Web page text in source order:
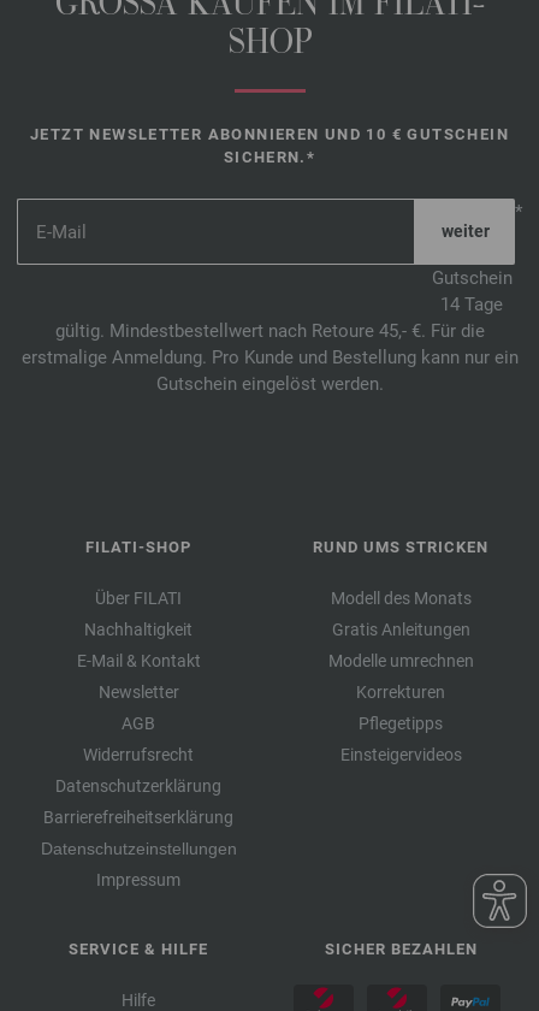
SHOP
JETZT NEWSLETTER ABONNIEREN UND 10 € GUTSCHEIN
SICHERN.*
*
Gutschein
14 Tage
gültig. Mindestbestellwert nach Retoure 45,- €. Für die
erstmalige Anmeldung. Pro Kunde und Bestellung kann nur ein
Gutschein eingelöst werden.
FILATI-SHOP
Über FILATI
Nachhaltigkeit
E-Mail & Kontakt
Newsletter
AGB
Widerrufsrecht
Datenschutzerklärung
Barrierefreiheitserklärung
Datenschutzeinstellungen
Impressum
RUND UMS STRICKEN
Modell des Monats
Gratis Anleitungen
Modelle umrechnen
Korrekturen
Pflegetipps
Einsteigervideos
SERVICE & HILFE
Hilfe
SICHER BEZAHLEN